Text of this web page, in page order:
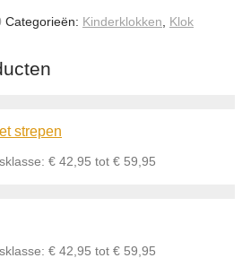
Categorieën: Kinderklokken
Klok
strepen
€ 42,95 tot € 59,95
€ 42,95 tot € 59,95